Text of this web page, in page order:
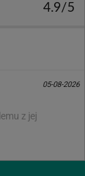
4.9/5
05-08-2026
z jej